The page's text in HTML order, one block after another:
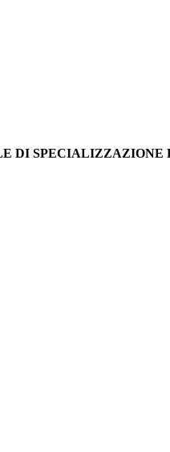
DI SPECIALIZZAZIONE